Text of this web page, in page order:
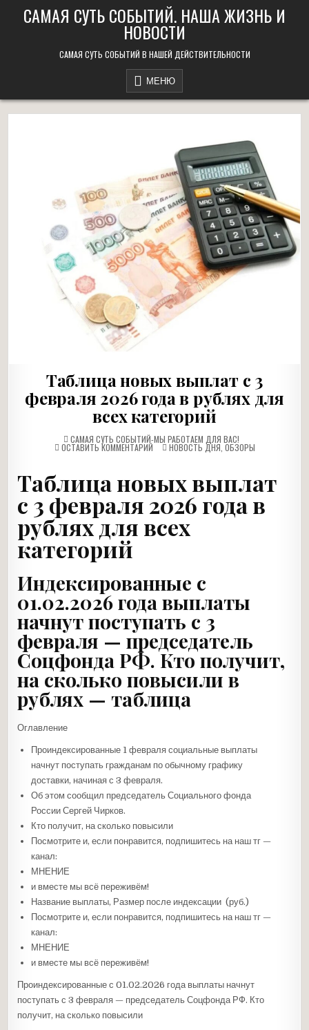
САМАЯ СУТЬ СОБЫТИЙ. НАША ЖИЗНЬ И
НОВОСТИ
САМАЯ СУТЬ СОБЫТИЙ В НАШЕЙ ДЕЙСТВИТЕЛЬНОСТИ
МЕНЮ
Таблица новых выплат с 3
февраля 2026 года в рублях для
всех категорий
САМАЯ СУТЬ СОБЫТИЙ-МЫ РАБОТАЕМ ДЛЯ ВАС!
ОСТАВИТЬ КОММЕНТАРИЙНА
ТАБЛИЦА
С
3
2026
ГОДА
РУБЛЯХ
ДЛЯ
ОПУБЛИКОВАНО
В
НОВОСТЬ ДНЯ ОБЗОРЫ
Таблица новых выплат
с 3 февраля 2026 года в
рублях для всех
категорий
Индексированные с
01.02.2026 года выплаты
начнут поступать с 3
февраля — председатель
Соцфонда РФ. Кто получит,
на сколько повысили в
рублях — таблица
Оглавление
Проиндексированные 1 февраля социальные выплаты
начнут поступать гражданам по обычному графику
доставки, начиная с 3 февраля.
Об этом сообщил председатель Социального фонда
России Сергей Чирков.
Кто получит, на сколько повысили
Посмотрите и, если понравится, подпишитесь на наш тг —
канал:
МНЕНИЕ
и вместе мы всё переживём!
Название выплаты, Размер после индексации (руб.)
Посмотрите и, если понравится, подпишитесь на наш тг —
канал:
МНЕНИЕ
и вместе мы всё переживём!
Проиндексированные с 01.02.2026 года выплаты начнут
поступать с 3 февраля — председатель Соцфонда РФ. Кто
получит, на сколько повысили